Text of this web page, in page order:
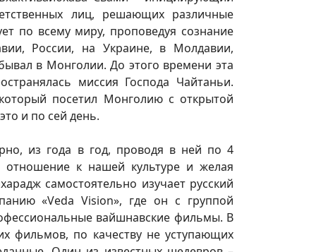
лиц, решающих различные
по всему миру, проповедуя сознание
России, на Украине, в Молдавии,
в Монголии. До этого времени эта
миссия Господа Чайтаньи.
посетил Монголию с открытой
и по сей день.
из года в год, проводя в ней по 4
отношение к нашей культуре и желая
самостоятельно изучает русский
«Veda Vision», где он с группой
вайшнавские фильмы. В
фильмов, по качеству не уступающих